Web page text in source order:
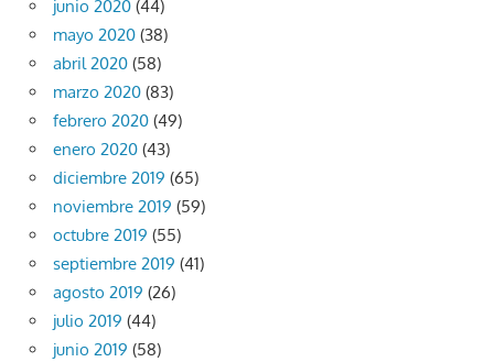
junio 2020 (44)
mayo 2020 (38)
abril 2020 (58)
marzo 2020 (83)
febrero 2020 (49)
enero 2020 (43)
diciembre 2019 (65)
noviembre 2019 (59)
octubre 2019 (55)
septiembre 2019 (41)
agosto 2019 (26)
julio 2019 (44)
junio 2019 (58)